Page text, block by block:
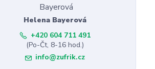
Helena Bayerová
+420 604 711 491
(Po-Čt, 8-16 hod.)
info@zufrik.cz